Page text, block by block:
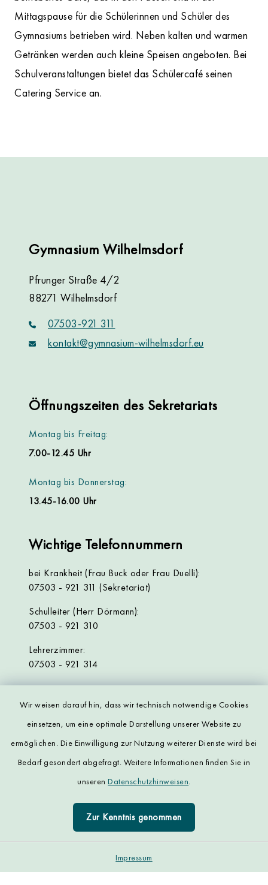
Wir weisen darauf hin, dass wir technisch notwendige Cookies
einsetzen, um eine optimale Darstellung unserer Website zu
ermöglichen. Die Einwilligung zur Nutzung weiterer Dienste wird bei
Bedarf gesondert abgefragt. Weitere Informationen finden Sie in
unserenDatenschutzhinweisen.
Zur Kenntnis genommen
Impressum
Mittagspause für die Schülerinnen und Schüler des
Gymnasiums betrieben wird. Neben kalten und warmen
Getränken werden auch kleine Speisen angeboten. Bei
Schulveranstaltungen bietet das Schülercafé seinen
Catering Service an.
Gymnasium Wilhelmsdorf
Pfrunger Straße 4/2
88271 Wilhelmsdorf
07503-921 311
kontakt@gymnasium-wilhelmsdorf.eu
Öffnungszeiten des Sekretariats
Montag bis Freitag:
7.00-12.45 Uhr
Montag bis Donnerstag:
13.45-16.00 Uhr
Wichtige Telefonnummern
bei Krankheit (Frau Buck oder Frau Duelli):
07503 - 921 311 (Sekretariat)
Schulleiter (Herr Dörmann):
07503 - 921 310
Lehrerzimmer:
07503 - 921 314
Kontakt
Impressum
Sitemap